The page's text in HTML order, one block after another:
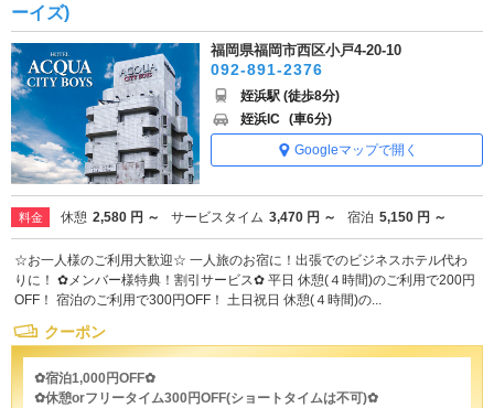
ーイズ)
福岡県福岡市西区小戸4-20-10
092-891-2376
姪浜駅 (徒歩8分)
姪浜IC (車6分)
Googleマップで開く
料金 休憩 2,580 円 ～ サービスタイム 3,470 円 ～ 宿泊 5,150 円 ～
☆お一人様のご利用大歓迎☆ 一人旅のお宿に！出張でのビジネスホテル代わ
りに！ ✿メンバー様特典！割引サービス✿ 平日 休憩(４時間)のご利用で200円
OFF！ 宿泊のご利用で300円OFF！ 土日祝日 休憩(４時間)の...
クーポン
✿宿泊1,000円OFF✿
✿休憩orフリータイム300円OFF(ショートタイムは不可)✿